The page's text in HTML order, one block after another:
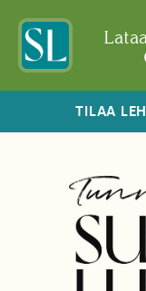
TILAA